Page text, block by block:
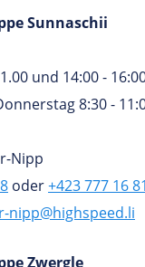
Sunnaschii
und 14:00 -
8:30 -
Nipp
oder+423 777 16 81
nipp@highspeed.li
Zwergle